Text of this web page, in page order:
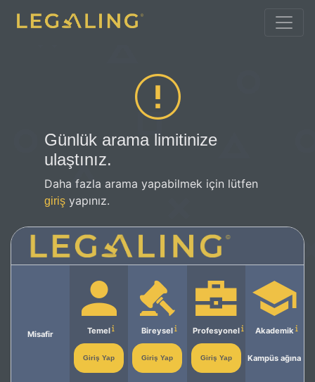
Günlük arama limitinize
ulaştınız.
Daha fazla arama yapabilmek için lütfen
giriş yapınız.
Misafir Temel
Giriş Yap
Bireysel
Giriş Yap
Profesyonel
Giriş Yap
Akademik
Kampüs ağına